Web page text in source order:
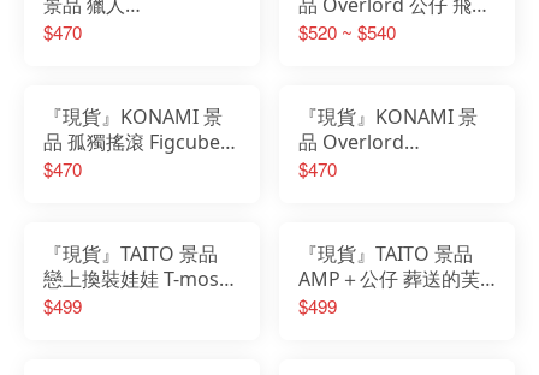
HUNTER×HUNTER
$470
科塞特斯
$520 ~ $540
『現貨』KONAMI 景
品 孤獨搖滾 Figcube公
仔 後藤一里 山田涼 伊
$470
『現貨』KONAMI 景
品 Overlord
Masquerade 雅兒貝德
$470
『現貨』TAITO 景品
戀上換裝娃娃 T-most
公仔 喜多川海夢 萬聖
$499
『現貨』TAITO 景品
AMP＋公仔 葬送的芙
莉蓮 芙莉蓮 再販
$499